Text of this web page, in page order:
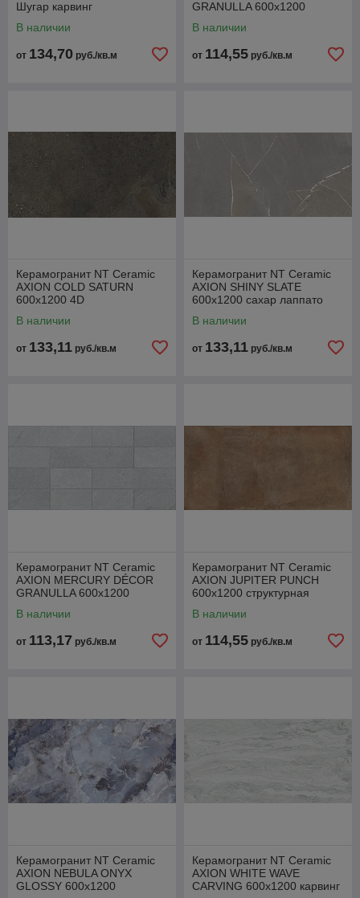
Шугар карвинг
В наличии
от 134,70 руб./кв.м
GRANULLA 600x1200
В наличии
от 114,55 руб./кв.м
Керамогранит NT Ceramic
AXION COLD SATURN
600x1200 4D
В наличии
от 133,11 руб./кв.м
Керамогранит NT Ceramic
AXION SHINY SLATE
600x1200 сахар лаппато
В наличии
от 133,11 руб./кв.м
Керамогранит NT Ceramic
AXION MERCURY DÉCOR
GRANULLA 600x1200
В наличии
от 113,17 руб./кв.м
Керамогранит NT Ceramic
AXION JUPITER PUNCH
600x1200 структурная
В наличии
от 114,55 руб./кв.м
Керамогранит NT Ceramic
AXION NEBULA ONYX
GLOSSY 600x1200
Керамогранит NT Ceramic
AXION WHITE WAVE
CARVING 600x1200 карвинг